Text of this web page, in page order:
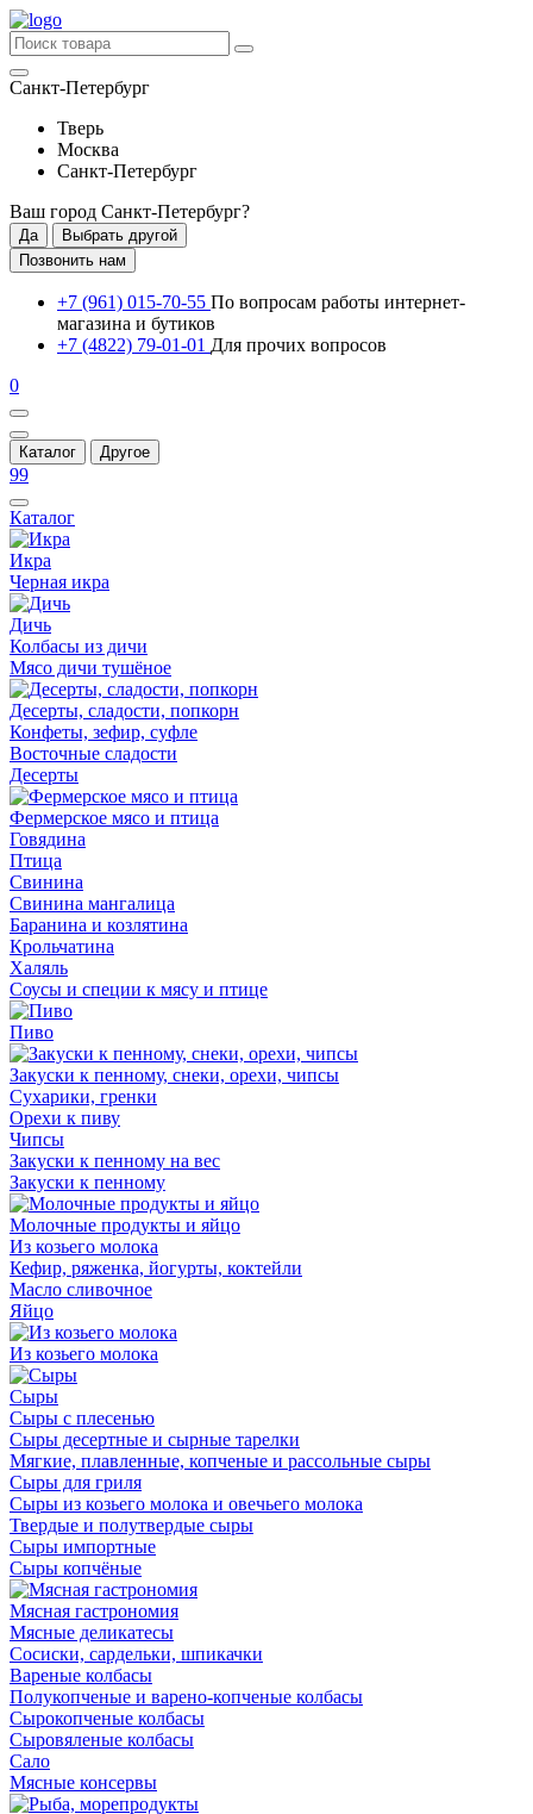
Санкт-Петербург
Тверь
Москва
Санкт-Петербург
Ваш город Санкт-Петербург?
Да
Выбрать другой
Позвонить нам
+7 (961) 015-70-55 По вопросам работы интернет-
магазина и бутиков
+7 (4822) 79-01-01 Для прочих вопросов
0
Каталог Другое
99
Каталог
Икра
Черная икра
Дичь
Колбасы из дичи
Мясо дичи тушёное
Десерты, сладости, попкорн
Конфеты, зефир, суфле
Восточные сладости
Десерты
Фермерское мясо и птица
Говядина
Птица
Свинина
Свинина мангалица
Баранина и козлятина
Крольчатина
Халяль
Соусы и специи к мясу и птице
Пиво
Закуски к пенному, снеки, орехи, чипсы
Сухарики, гренки
Орехи к пиву
Чипсы
Закуски к пенному на вес
Закуски к пенному
Молочные продукты и яйцо
Из козьего молока
Кефир, ряженка, йогурты, коктейли
Масло сливочное
Яйцо
Из козьего молока
Сыры
Сыры с плесенью
Сыры десертные и сырные тарелки
Мягкие, плавленные, копченые и рассольные сыры
Сыры для гриля
Сыры из козьего молока и овечьего молока
Твердые и полутвердые сыры
Сыры импортные
Сыры копчёные
Мясная гастрономия
Мясные деликатесы
Сосиски, сардельки, шпикачки
Вареные колбасы
Полукопченые и варено-копченые колбасы
Сырокопченые колбасы
Сыровяленые колбасы
Сало
Мясные консервы